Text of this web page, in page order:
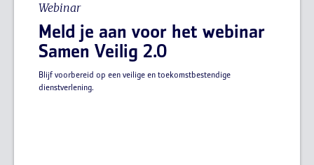
Webinar
Meld je aan voor het webinar
Samen Veilig 2.0
Blijf voorbereid op een veilige en toekomstbestendige
dienstverlening.